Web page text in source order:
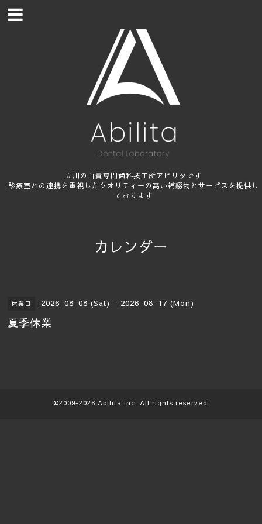
立川の自費専門歯科技工所アビリタです
診療室との連携を重視したクオリティーの高い補綴物とサービスを提供し
ております
カレンダー
休業日 2026-08-08 (Sat) - 2026-08-17 (Mon)
夏季休業
©2009-2026 Abilita inc. All rights reserved.